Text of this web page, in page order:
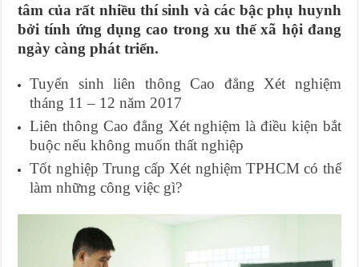
tâm của rất nhiều thí sinh và các bậc phụ huynh
bởi tính ứng dụng cao trong xu thế xã hội đang
ngày càng phát triển.
Tuyển sinh liên thông Cao đẳng Xét nghiệm
tháng 11 – 12 năm 2017
Liên thông Cao đẳng Xét nghiệm là điều kiện bắt
buộc nếu không muốn thất nghiệp
Tốt nghiệp Trung cấp Xét nghiệm TPHCM có thể
làm những công việc gì?